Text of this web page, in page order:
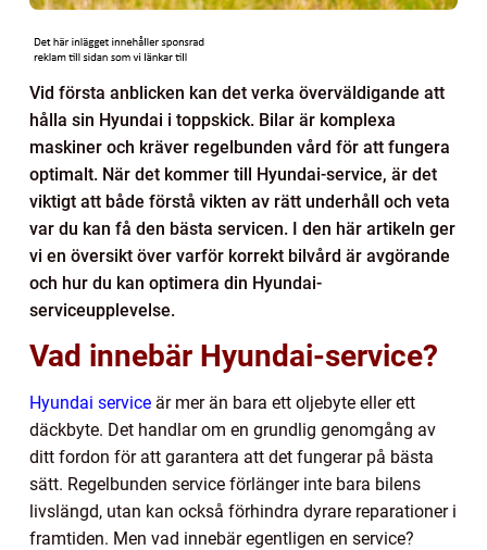
Vid första anblicken kan det verka överväldigande att
hålla sin Hyundai i toppskick. Bilar är komplexa
maskiner och kräver regelbunden vård för att fungera
optimalt. När det kommer till Hyundai-service, är det
viktigt att både förstå vikten av rätt underhåll och veta
var du kan få den bästa servicen. I den här artikeln ger
vi en översikt över varför korrekt bilvård är avgörande
och hur du kan optimera din Hyundai-
serviceupplevelse.
Vad innebär Hyundai-service?
Hyundai service är mer än bara ett oljebyte eller ett
däckbyte. Det handlar om en grundlig genomgång av
ditt fordon för att garantera att det fungerar på bästa
sätt. Regelbunden service förlänger inte bara bilens
livslängd, utan kan också förhindra dyrare reparationer i
framtiden. Men vad innebär egentligen en service?